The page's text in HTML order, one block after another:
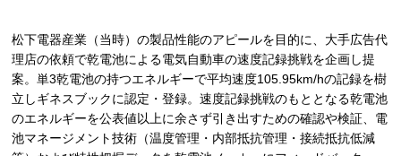
松下電器産業（当時）の製品性能のアピールを目的に、大手広告代
理店の依頼で乾電池による電気自動車の速度記録挑戦を企画し提
案。単3乾電池の持つエネルギーで平均速度105.95km/hの記録を樹
立しギネスブックに認定・登録。速度記録挑戦のもととなる乾電池
のエネルギーを公表値以上に余さず引き出すための確認や検証、電
池マネージメント技術（温度管理・内部抵抗管理・接続抵抗低減